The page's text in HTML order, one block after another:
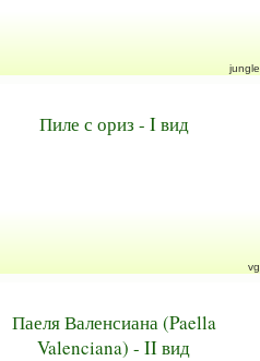
jungle
Пиле с ориз - I вид
vg
Паеля Валенсиана (Paella
Valenciana) - II вид